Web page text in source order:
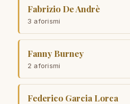
Fabrizio De Andrè
3 aforismi
Fanny Burney
2 aforismi
Federico Garcia Lorca